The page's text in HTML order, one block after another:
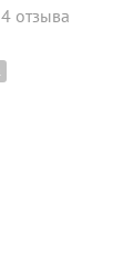
4 отзыва